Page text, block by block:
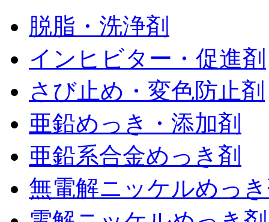
脱脂・洗浄剤
インヒビター・促進剤
さび止め・変色防止剤
亜鉛めっき・添加剤
亜鉛系合金めっき剤
無電解ニッケルめっ